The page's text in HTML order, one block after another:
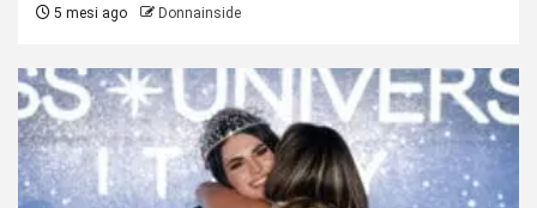
5 mesi ago Donnainside